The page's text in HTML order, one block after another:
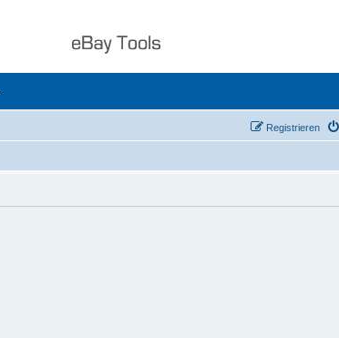
Registrieren